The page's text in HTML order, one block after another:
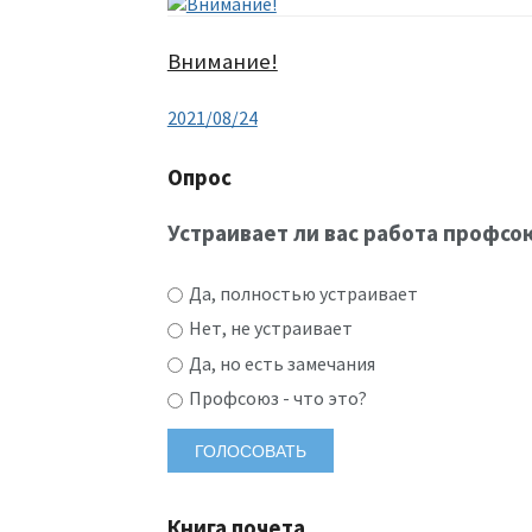
Внимание!
2021/08/24
Опрос
Устраивает ли вас работа
Да, полностью устраивает
Нет, не устраивает
Да, но есть замечания
Профсоюз - что это?